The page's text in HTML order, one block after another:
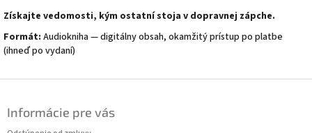
Získajte vedomosti, kým ostatní stoja v dopravnej zápche.
Formát: Audiokniha — digitálny obsah, okamžitý prístup po platbe
(ihneď po vydaní)
Informácie pre vás